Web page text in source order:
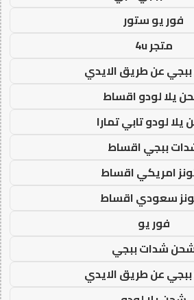
فور يو ستور
متجر 4u
عن طريق الايدي
يلا لودو اقساط
لودو تابي تمارا
ببجي اقساط
امريكي اقساط
سعودي اقساط
فور يو
شدات ببجي
عن طريق الايدي